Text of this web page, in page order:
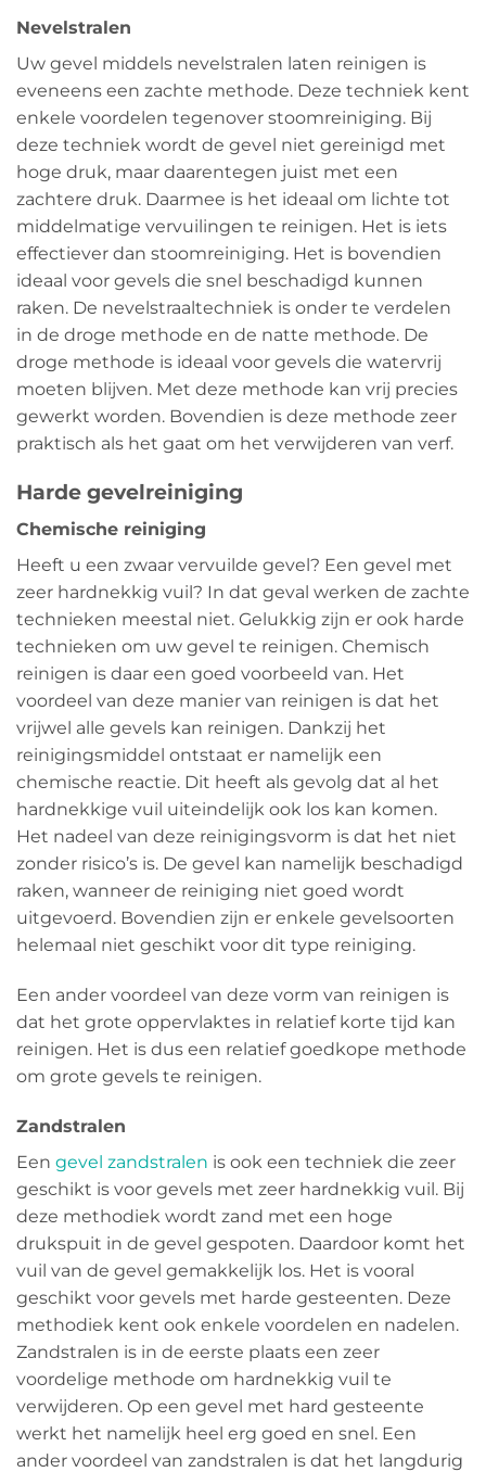
Nevelstralen
Uw gevel middels nevelstralen laten reinigen is
eveneens een zachte methode. Deze techniek kent
enkele voordelen tegenover stoomreiniging. Bij
deze techniek wordt de gevel niet gereinigd met
hoge druk, maar daarentegen juist met een
zachtere druk. Daarmee is het ideaal om lichte tot
middelmatige vervuilingen te reinigen. Het is iets
effectiever dan stoomreiniging. Het is bovendien
ideaal voor gevels die snel beschadigd kunnen
raken. De nevelstraaltechniek is onder te verdelen
in de droge methode en de natte methode. De
droge methode is ideaal voor gevels die watervrij
moeten blijven. Met deze methode kan vrij precies
gewerkt worden. Bovendien is deze methode zeer
praktisch als het gaat om het verwijderen van verf.
Harde gevelreiniging
Chemische reiniging
Heeft u een zwaar vervuilde gevel? Een gevel met
zeer hardnekkig vuil? In dat geval werken de zachte
technieken meestal niet. Gelukkig zijn er ook harde
technieken om uw gevel te reinigen. Chemisch
reinigen is daar een goed voorbeeld van. Het
voordeel van deze manier van reinigen is dat het
vrijwel alle gevels kan reinigen. Dankzij het
reinigingsmiddel ontstaat er namelijk een
chemische reactie. Dit heeft als gevolg dat al het
hardnekkige vuil uiteindelijk ook los kan komen.
Het nadeel van deze reinigingsvorm is dat het niet
zonder risico’s is. De gevel kan namelijk beschadigd
raken, wanneer de reiniging niet goed wordt
uitgevoerd. Bovendien zijn er enkele gevelsoorten
helemaal niet geschikt voor dit type reiniging.
Een ander voordeel van deze vorm van reinigen is
dat het grote oppervlaktes in relatief korte tijd kan
reinigen. Het is dus een relatief goedkope methode
om grote gevels te reinigen.
Zandstralen
Een gevel zandstralen is ook een techniek die zeer
geschikt is voor gevels met zeer hardnekkig vuil. Bij
deze methodiek wordt zand met een hoge
drukspuit in de gevel gespoten. Daardoor komt het
vuil van de gevel gemakkelijk los. Het is vooral
geschikt voor gevels met harde gesteenten. Deze
methodiek kent ook enkele voordelen en nadelen.
Zandstralen is in de eerste plaats een zeer
voordelige methode om hardnekkig vuil te
verwijderen. Op een gevel met hard gesteente
werkt het namelijk heel erg goed en snel. Een
ander voordeel van zandstralen is dat het langdurig